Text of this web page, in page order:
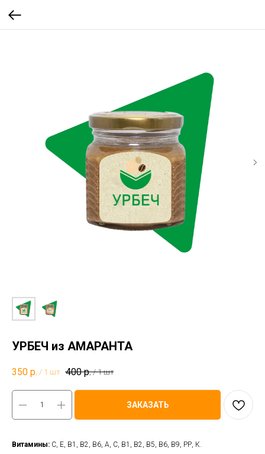
УРБЕЧ из АМАРАНТА
350 р. / 1 шт 400 р. / 1 шт
ЗАКАЗАТЬ
Витамины: С, Е, В1, В2, В6, А, С, В1, В2, В5, В6, В9, РР, К.